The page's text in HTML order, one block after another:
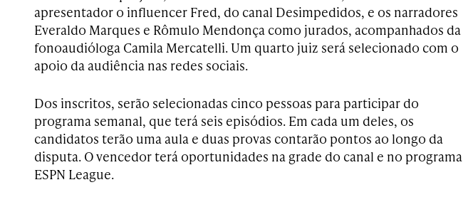
apresentador o influencer Fred, do canal Desimpedidos, e os narradores
Everaldo Marques e Rômulo Mendonça como jurados, acompanhados da
fonoaudióloga Camila Mercatelli. Um quarto juiz será selecionado com o
apoio da audiência nas redes sociais.
Dos inscritos, serão selecionadas cinco pessoas para participar do
programa semanal, que terá seis episódios. Em cada um deles, os
candidatos terão uma aula e duas provas contarão pontos ao longo da
disputa. O vencedor terá oportunidades na grade do canal e no programa
ESPN League.